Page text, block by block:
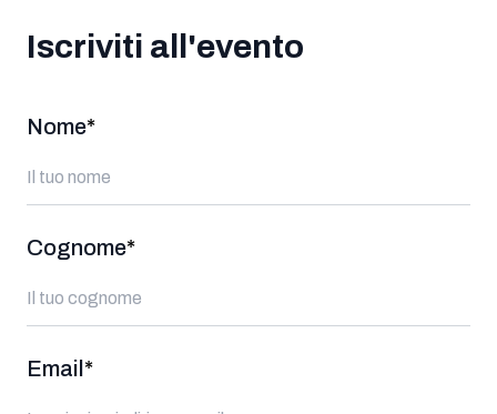
Iscriviti all'evento
Nome*
Cognome*
Email *